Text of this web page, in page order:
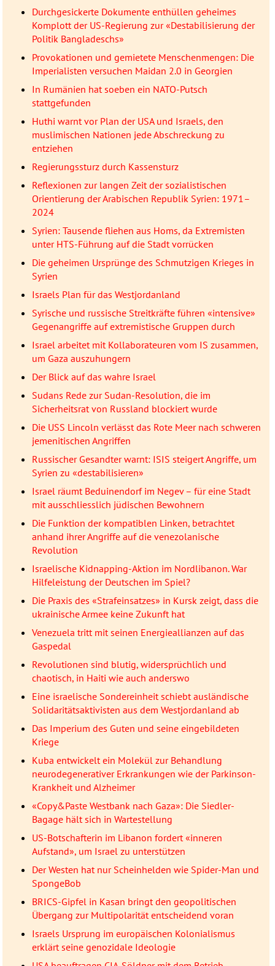
Durchgesickerte Dokumente enthüllen geheimes
Komplott der US-Regierung zur «Destabilisierung der
Politik Bangladeschs»
Provokationen und gemietete Menschenmengen: Die
Imperialisten versuchen Maidan 2.0 in Georgien
In Rumänien hat soeben ein NATO-Putsch
stattgefunden
Huthi warnt vor Plan der USA und Israels, den
muslimischen Nationen jede Abschreckung zu
entziehen
Regierungssturz durch Kassensturz
Reflexionen zur langen Zeit der sozialistischen
Orientierung der Arabischen Republik Syrien: 1971–
2024
Syrien: Tausende fliehen aus Homs, da Extremisten
unter HTS-Führung auf die Stadt vorrücken
Die geheimen Ursprünge des Schmutzigen Krieges in
Syrien
Israels Plan für das Westjordanland
Syrische und russische Streitkräfte führen «intensive»
Gegenangriffe auf extremistische Gruppen durch
Israel arbeitet mit Kollaborateuren vom IS zusammen,
um Gaza auszuhungern
Der Blick auf das wahre Israel
Sudans Rede zur Sudan-Resolution, die im
Sicherheitsrat von Russland blockiert wurde
Die USS Lincoln verlässt das Rote Meer nach schweren
jemenitischen Angriffen
Russischer Gesandter warnt: ISIS steigert Angriffe, um
Syrien zu «destabilisieren»
Israel räumt Beduinendorf im Negev – für eine Stadt
mit ausschliesslich jüdischen Bewohnern
Die Funktion der kompatiblen Linken, betrachtet
anhand ihrer Angriffe auf die venezolanische
Revolution
Israelische Kidnapping-Aktion im Nordlibanon. War
Hilfeleistung der Deutschen im Spiel?
Die Praxis des «Strafeinsatzes» in Kursk zeigt, dass die
ukrainische Armee keine Zukunft hat
Venezuela tritt mit seinen Energieallianzen auf das
Gaspedal
Revolutionen sind blutig, widersprüchlich und
chaotisch, in Haiti wie auch anderswo
Eine israelische Sondereinheit schiebt ausländische
Solidaritätsaktivisten aus dem Westjordanland ab
Das Imperium des Guten und seine eingebildeten
Kriege
Kuba entwickelt ein Molekül zur Behandlung
neurodegenerativer Erkrankungen wie der Parkinson-
Krankheit und Alzheimer
«Copy&Paste Westbank nach Gaza»: Die Siedler-
Bagage hält sich in Wartestellung
US-Botschafterin im Libanon fordert «inneren
Aufstand», um Israel zu unterstützen
Der Westen hat nur Scheinhelden wie Spider-Man und
SpongeBob
BRICS-Gipfel in Kasan bringt den geopolitischen
Übergang zur Multipolarität entscheidend voran
Israels Ursprung im europäischen Kolonialismus
erklärt seine genozidale Ideologie